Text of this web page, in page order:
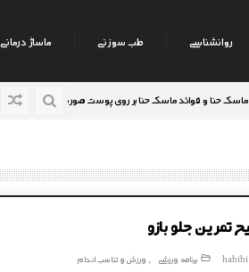
روانشناسی طب سوزنی ماساژ درمانی
فوائد ماسک حنا بر روی پوست صورت 9 سال قبل
تمرین جلو بازو
habibi برنامه ورزشی , ورزش و تناسب اندام